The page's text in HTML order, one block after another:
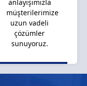
anlayışımızla
müşterilerimize
uzun vadeli
çözümler
sunuyoruz.